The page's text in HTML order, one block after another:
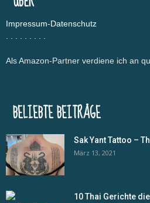
Impressum-Datenschutz
Als Amazon-Partner verdiene ich an
BELIEBTE BEITRÄGE
Sak Yant Tattoo –
März 13, 2021
10 Thai Gerichte